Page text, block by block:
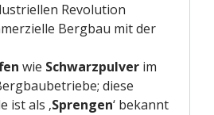
Revolution
Bergbau mit der
wie Schwarzpulver im
diese
ist als ‚Sprengen‘ bekannt